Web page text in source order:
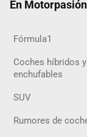
En
Fórmula1
Coches híbridos y
enchufables
SUV
Rumores de